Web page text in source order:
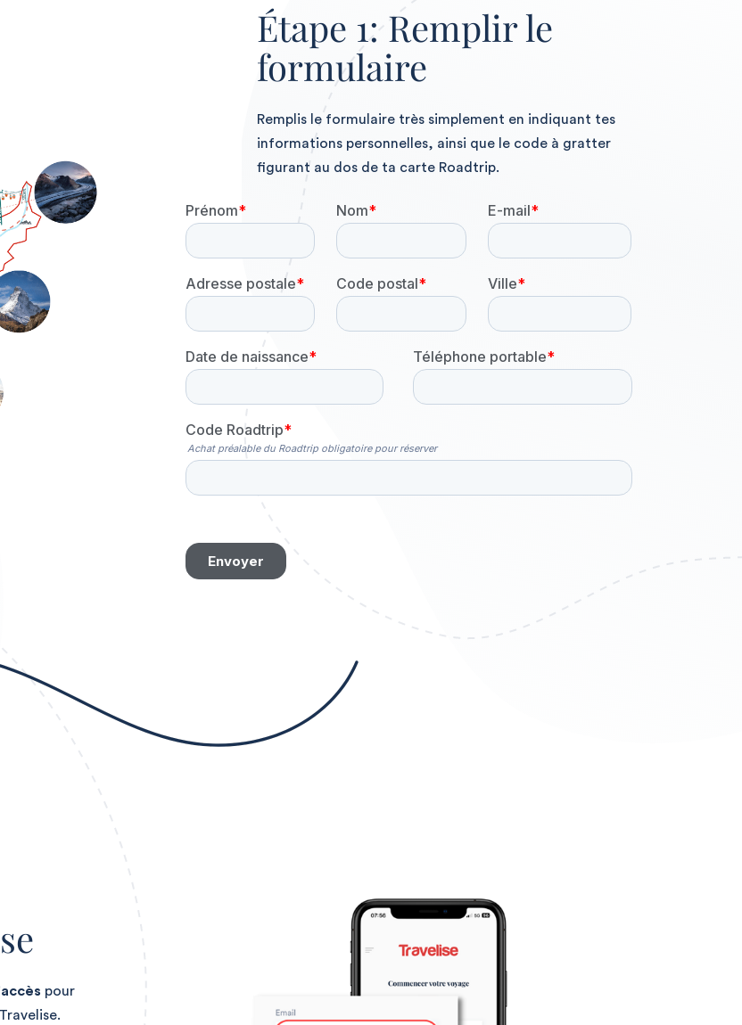
Étape 1: Remplir le
formulaire
Remplis le formulaire très simplement en indiquant tes
informations personnelles, ainsi que le code à gratter
figurant au dos de ta carte Roadtrip.
pour